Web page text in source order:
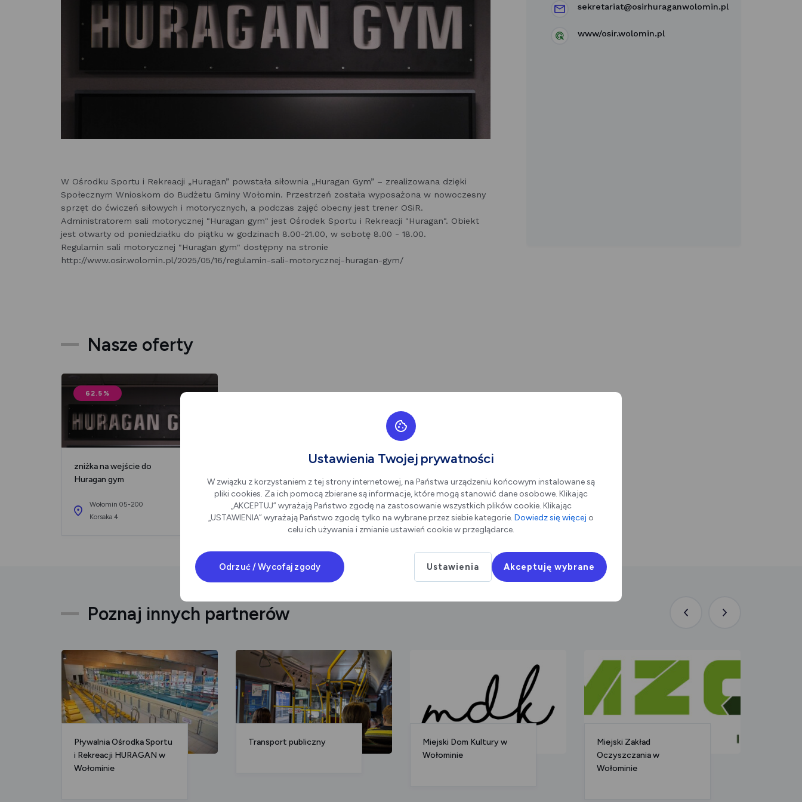
W Ośrodku Sportu i Rekreacji „Huragan” powstała siłownia „Huragan Gym” – zrealizowana dzięki
Społecznym Wnioskom do Budżetu Gminy Wołomin. Przestrzeń została wyposażona w nowoczesny
sprzęt do ćwiczeń siłowych i motorycznych, a podczas zajęć obecny jest trener OSiR.
Administratorem sali motorycznej "Huragan gym" jest Ośrodek Sportu i Rekreacji "Huragan". Obiekt
jest otwarty od poniedziałku do piątku w godzinach 8.00-21.00, w sobotę 8.00 - 18.00.
Regulamin sali motorycznej "Huragan gym" dostępny na stronie
http://www.osir.wolomin.pl/2025/05/16/regulamin-sali-motorycznej-huragan-gym/
sekretariat@osirhuraganwolomin.pl
www/osir.wolomin.pl
Nasze oferty
62.5%
zniżka na wejście do
Huragan gym
Wołomin 05-200
Korsaka 4
Poznaj innych partnerów
Poprzednia
Następna
Pływalnia Ośrodka Sportu
i Rekreacji HURAGAN w
Wołominie
Transport publiczny
Miejski Dom Kultury w
Wołominie
Miejski Zakład
Oczyszczania w
Wołominie
Ustawienia Twojej prywatności
W związku z korzystaniem z tej strony internetowej, na Państwa urządzeniu końcowym instalowane są
pliki cookies. Za ich pomocą zbierane są informacje, które mogą stanowić dane osobowe. Klikając
„AKCEPTUJ” wyrażają Państwo zgodę na zastosowanie wszystkich plików cookie. Klikając
„USTAWIENIA” wyrażają Państwo zgodę tylko na wybrane przez siebie kategorie. Dowiedz się więcej o
celu ich używania i zmianie ustawień cookie w przeglądarce.
Odrzuć / Wycofaj zgody Ustawienia Akceptuję wybrane